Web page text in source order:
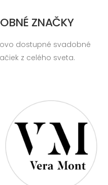
ZNAČKY
dostupné svadobné
z celého sveta.